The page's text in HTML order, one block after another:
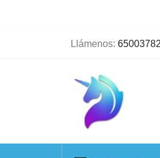
Llámenos: